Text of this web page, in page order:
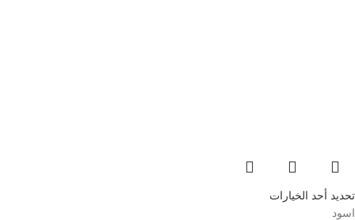
تحديد أحد الخيارات
اسود